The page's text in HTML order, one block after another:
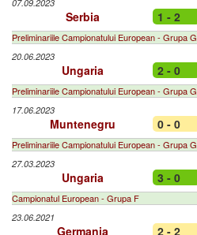
07.09.2023
Serbia 1 - 2
Preliminariile Campionatului European - Grupa G
20.06.2023
Ungaria 2 - 0
Preliminariile Campionatului European - Grupa G
17.06.2023
Muntenegru 0 - 0
Preliminariile Campionatului European - Grupa G
27.03.2023
Ungaria 3 - 0
Campionatul European - Grupa F
23.06.2021
Germania 2 - 2